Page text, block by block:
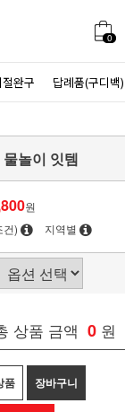
0
완구 답례품(구디백)
놀이 잇템
원
건) 지역별
상품 금액 0 원
품 장바구니